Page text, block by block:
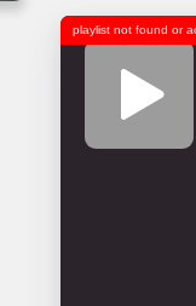
playlist not found or